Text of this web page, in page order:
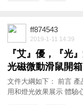
ff874543
2019-1-11 14:39
『艾』優，『光
光磁微動滑鼠開箱
文件大綱如下： 前言
用和燈光效果展示 體驗